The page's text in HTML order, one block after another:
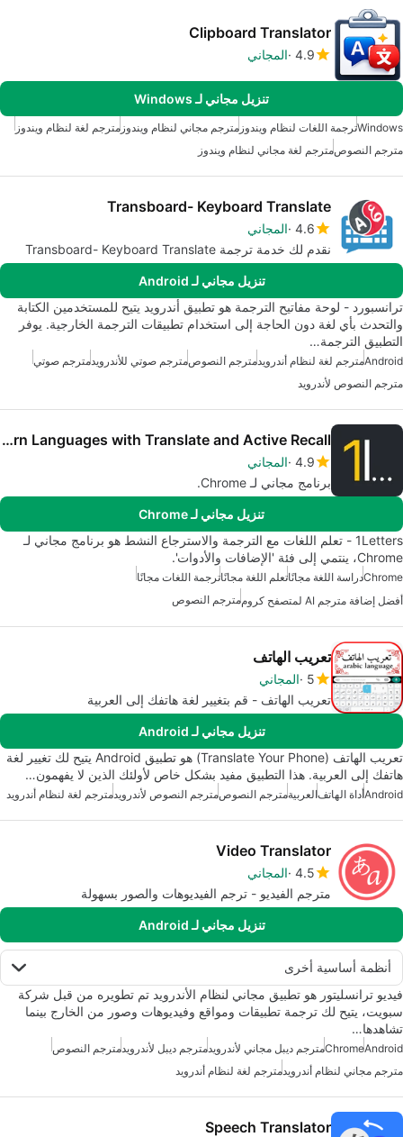
Clipboard Translator
4.9 المجاني
تنزيل مجاني لـ Windows
Windowsترجمة اللغات لنظام ويندوز مترجم مجاني لنظام ويندوز مترجم لغة لنظام ويندوز
مترجم النصوصمترجم لغة مجاني لنظام ويندوز
Transboard- Keyboard Translate
4.6 المجاني
نقدم لك خدمة ترجمة Transboard- Keyboard Translate
تنزيل مجاني لـ Android
ترانسبورد - لوحة مفاتيح الترجمة هو تطبيق أندرويد يتيح للمستخدمين الكتابة
والتحدث بأي لغة دون الحاجة إلى استخدام تطبيقات الترجمة الخارجية. يوفر
التطبيق الترجمة…
Androidمترجم لغة لنظام أندرويدمترجم النصوصمترجم صوتي للأندرويدمترجم صوتي
مترجم النصوص لأندرويد
1Letters - Learn Languages with Translate and Active Recall
4.9 المجاني
برنامج مجاني لـ Chrome.
تنزيل مجاني لـ Chrome
1Letters - تعلم اللغات مع الترجمة والاسترجاع النشط هو برنامج مجاني لـ
Chrome، ينتمي إلى فئة 'الإضافات والأدوات'.
Chromeدراسة اللغة مجانًاتعلم اللغة مجانًاترجمة اللغات مجانًا
أفضل إضافة مترجم AI لمتصفح كروم
مترجم النصوص
تعريب الهاتف
5 المجاني
تعريب الهاتف - قم بتغيير لغة هاتفك إلى العربية
تنزيل مجاني لـ Android
تعريب الهاتف (Translate Your Phone) هو تطبيق Android يتيح لك تغيير لغة
هاتفك إلى العربية. هذا التطبيق مفيد بشكل خاص لأولئك الذين لا يفهمون…
Androidأداة الهاتفالعربيةمترجم النصوصمترجم النصوص لأندرويدمترجم لغة لنظام أندرويد
Video Translator
4.5 المجاني
مترجم الفيديو - ترجم الفيديوهات والصور بسهولة
تنزيل مجاني لـ Android
أنظمة أساسية أخرى
فيديو ترانسليتور هو تطبيق مجاني لنظام الأندرويد تم تطويره من قبل شركة
سبويت، يتيح لك ترجمة تطبيقات ومواقع وفيديوهات وصور من الخارج بينما
تشاهدها…
Android
Chromeمترجم ديبل مجاني لأندرويدمترجم ديبل لأندرويدمترجم النصوص
مترجم مجاني لنظام أندرويدمترجم لغة لنظام أندرويد
Speech Translator